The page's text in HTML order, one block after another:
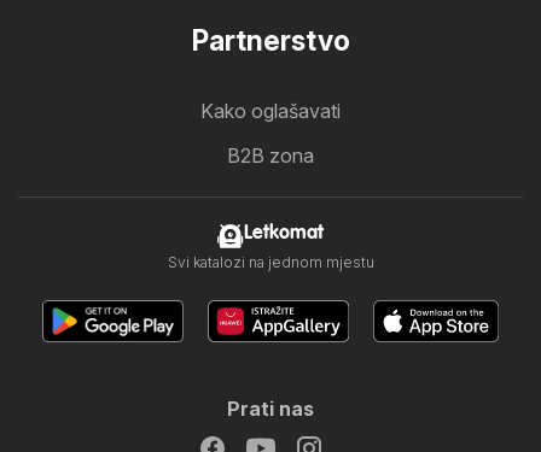
Partnerstvo
Kako oglašavati
B2B zona
Letkomat
Svi katalozi na jednom mjestu
Prati nas